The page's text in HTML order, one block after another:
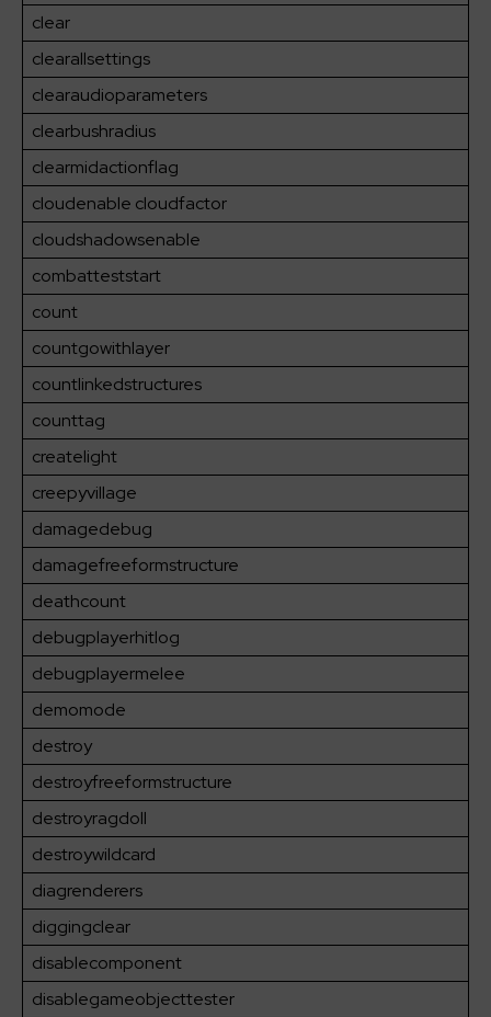
clear
clearallsettings
clearaudioparameters
clearbushradius
clearmidactionflag
cloudenable cloudfactor
cloudshadowsenable
combatteststart
count
countgowithlayer
countlinkedstructures
counttag
createlight
creepyvillage
damagedebug
damagefreeformstructure
deathcount
debugplayerhitlog
debugplayermelee
demomode
destroy
destroyfreeformstructure
destroyragdoll
destroywildcard
diagrenderers
diggingclear
disablecomponent
disablegameobjecttester